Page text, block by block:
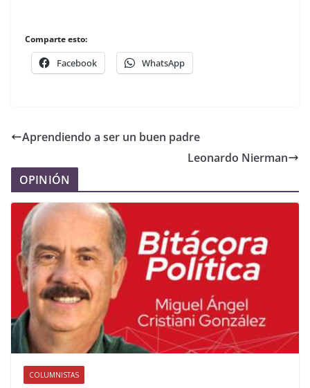
Comparte esto:
Facebook WhatsApp
Aprendiendo a ser un buen padre
Leonardo Nierman
OPINIÓN
COLUMNISTAS